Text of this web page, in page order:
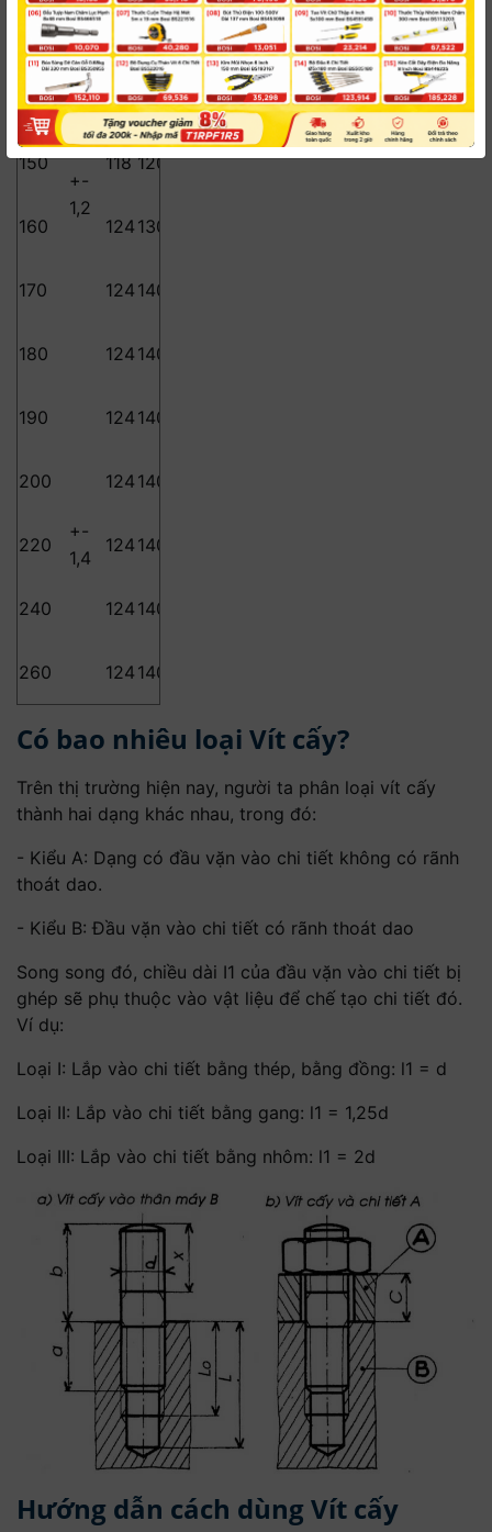
130
+-
1,2
110
140 118 120120
150 118 120120
160 124 130
170 124 140
180 124 140
190
+-
1,4
124 140
200 124 140
220 124 140
240 124 140
260 124 140
Có bao nhiêu loại Vít cấy?
Trên thị trường hiện nay, người ta phân loại vít cấy
thành hai dạng khác nhau, trong đó:
- Kiểu A: Dạng có đầu vặn vào chi tiết không có rãnh
thoát dao.
- Kiểu B: Đầu vặn vào chi tiết có rãnh thoát dao
Song song đó, chiều dài I1 của đầu vặn vào chi tiết bị
ghép sẽ phụ thuộc vào vật liệu để chế tạo chi tiết đó.
Ví dụ:
Loại I: Lắp vào chi tiết bằng thép, bằng đồng: l1 = d
Loại II: Lắp vào chi tiết bằng gang: l1 = 1,25d
Loại III: Lắp vào chi tiết bằng nhôm: l1 = 2d
Hướng dẫn cách dùng Vít cấy